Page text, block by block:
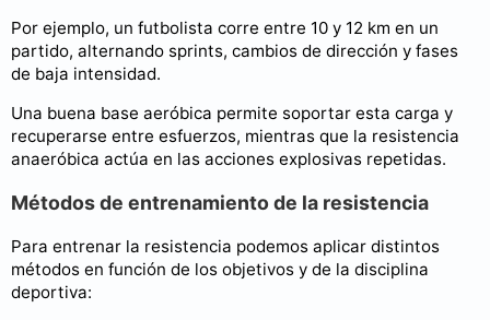
Por ejemplo, un futbolista corre entre 10 y 12 km en un
partido, alternando sprints, cambios de dirección y fases
de baja intensidad.
Una buena base aeróbica permite soportar esta carga y
recuperarse entre esfuerzos, mientras que la resistencia
anaeróbica actúa en las acciones explosivas repetidas.
Métodos de entrenamiento de la resistencia
Para entrenar la resistencia podemos aplicar distintos
métodos en función de los objetivos y de la disciplina
deportiva: